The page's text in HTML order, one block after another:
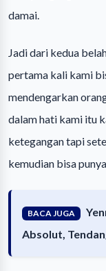
damai.
Jadi dari kedua
pertama kali kami
mendengarkan
dalam hati kami itu
ketegangan tapi
kemudian bisa
BACA JUGA
Absolut,